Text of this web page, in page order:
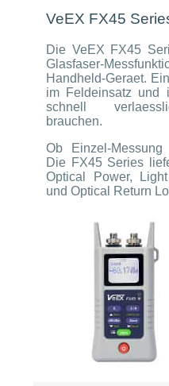
VeEX FX45
Die VeEX FX45
Glasfaser-
Handheld-Geraet.
im Feldeinsatz und
schnell
brauchen.
Ob Einzel-
Die FX45 Series
Optical Power,
und Optical Return